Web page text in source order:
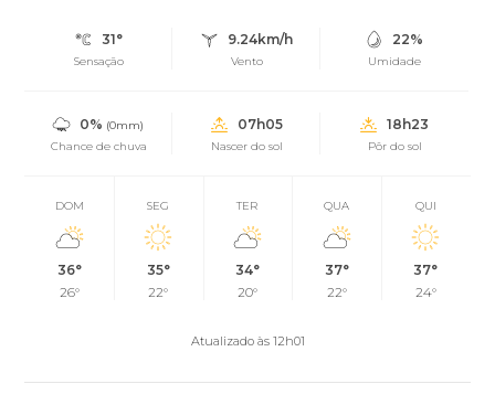
31°
Sensação
9.24km/h
Vento
22%
Umidade
0% (0mm)
Chance de chuva
07h05
Nascer do sol
18h23
Pôr do sol
DOM
36°
26°
SEG
35°
22°
TER
34°
20°
QUA
37°
22°
QUI
37°
24°
Atualizado às 12h01